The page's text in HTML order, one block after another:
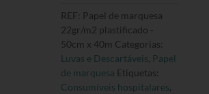
x
40m
-
Caixa
Completa
REF: Papel de marquesa
22gr/m2 plastificado -
50cm x 40m Categorias:
Luvas e Descartáveis, Papel
de marquesa Etiquetas:
Consumíveis hospitalares,